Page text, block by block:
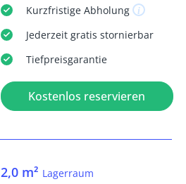
KurzfristigeAbholung
Jederzeit gratis stornierbar
Tiefpreisgarantie
Kostenlos reservieren
2,0 m² Lagerraum